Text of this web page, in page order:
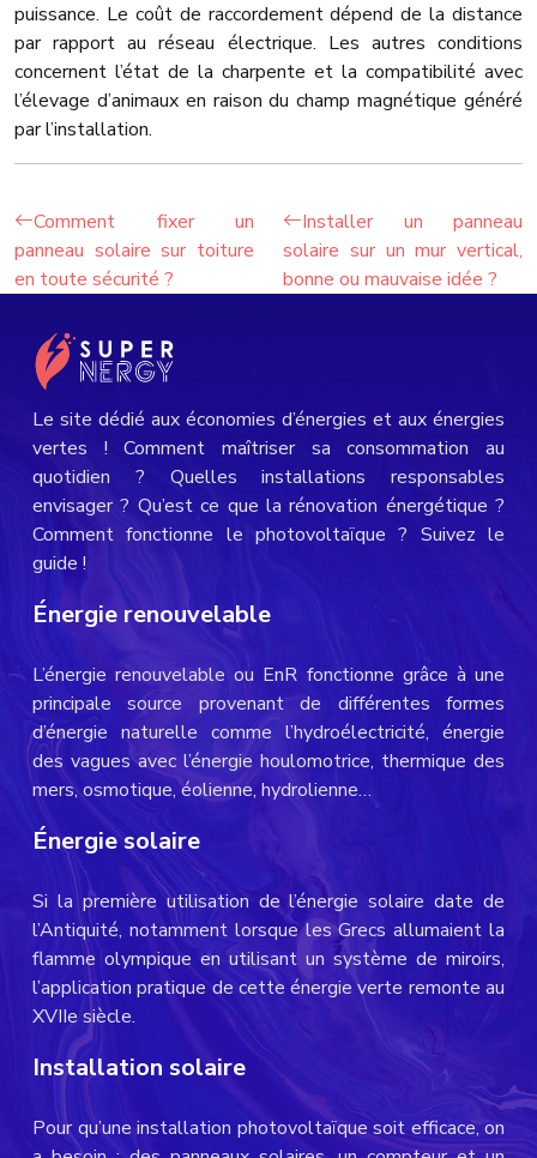
puissance. Le coût de raccordement dépend de la distance
par rapport au réseau électrique. Les autres conditions
concernent l’état de la charpente et la compatibilité avec
l’élevage d’animaux en raison du champ magnétique généré
par l’installation.
Comment fixer un
panneau solaire sur toiture
en toute sécurité ?
Installer un panneau
solaire sur un mur vertical,
bonne ou mauvaise idée ?
Le site dédié aux économies d’énergies et aux énergies
vertes ! Comment maîtriser sa consommation au
quotidien ? Quelles installations responsables
envisager ? Qu’est ce que la rénovation énergétique ?
Comment fonctionne le photovoltaïque ? Suivez le
guide !
Énergie renouvelable
L’énergie renouvelable ou EnR fonctionne grâce à une
principale source provenant de différentes formes
d’énergie naturelle comme l’hydroélectricité, énergie
des vagues avec l’énergie houlomotrice, thermique des
mers, osmotique, éolienne, hydrolienne…
Énergie solaire
Si la première utilisation de l’énergie solaire date de
l’Antiquité, notamment lorsque les Grecs allumaient la
flamme olympique en utilisant un système de miroirs,
l’application pratique de cette énergie verte remonte au
XVIIe siècle.
Installation solaire
Pour qu’une installation photovoltaïque soit efficace, on